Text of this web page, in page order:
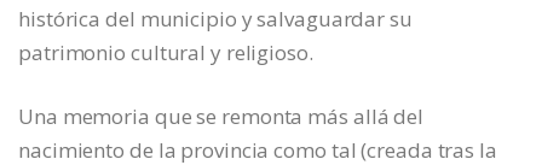
histórica del municipio y salvaguardar su
patrimonio cultural y religioso.
Una memoria que se remonta más allá del
nacimiento de la provincia como tal (creada tras la